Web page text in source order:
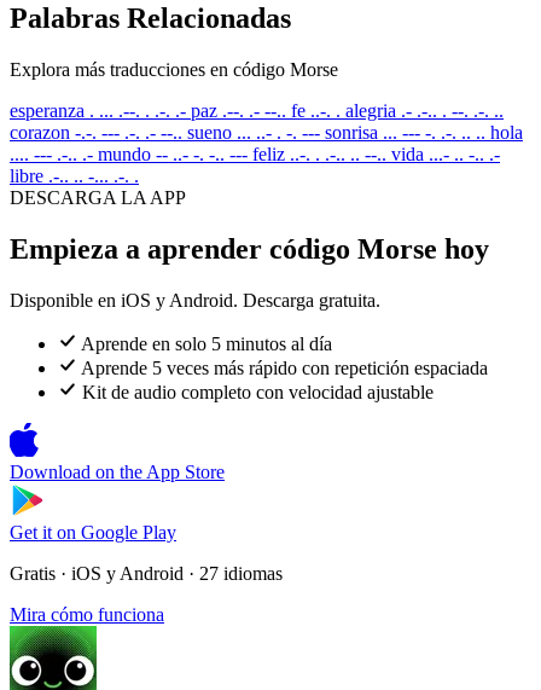
Palabras Relacionadas
Explora más traducciones en código Morse
esperanza . ... .--. . .-. .- paz .--. .- --.. fe ..-. . alegria .- .-.. . --. .-. ..
corazon -.-. --- .-. .- --.. sueno ... ..- . -. --- sonrisa ... --- -. .-. .. .. hola
.... --- .-.. .- mundo -- ..- -. -.. --- feliz ..-. . .-.. .. --.. vida ...- .. -.. .-
libre .-.. .. -... .-. .
DESCARGA LA APP
Empieza a aprender código Morse hoy
Disponible en iOS y Android. Descarga gratuita.
Aprende en solo 5 minutos al día
Aprende 5 veces más rápido con repetición espaciada
Kit de audio completo con velocidad ajustable
Download on the App Store
Get it on Google Play
Gratis · iOS y Android · 27 idiomas
Mira cómo funciona